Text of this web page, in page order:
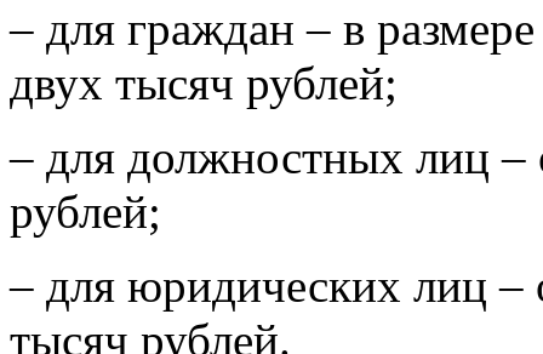
– для граждан – в
двух тысяч рублей;
– для должностных лиц –
рублей;
– для юридических лиц –
тысяч рублей.